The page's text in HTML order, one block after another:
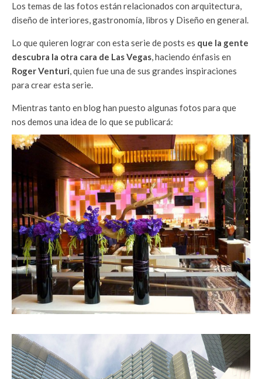
Los temas de las fotos están relacionados con arquitectura,
diseño de interiores, gastronomía, libros y Diseño en general.
Lo que quieren lograr con esta serie de posts es que la gente
descubra la otra cara de Las Vegas, haciendo énfasis en
Roger Venturi, quien fue una de sus grandes inspiraciones
para crear esta serie.
Mientras tanto en blog han puesto algunas fotos para que
nos demos una idea de lo que se publicará: